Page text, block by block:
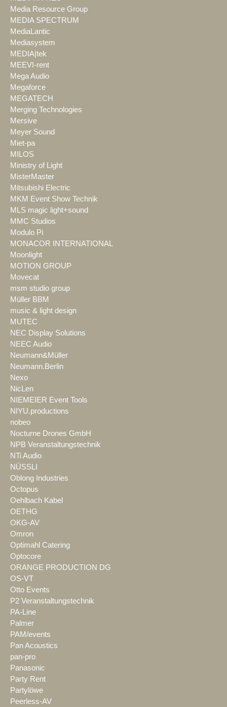
Media Resource Group
MEDIA SPECTRUM
MediaLantic
Mediasystem
MEDIA|tek
MEEVI-rent
Mega Audio
Megaforce
MEGATECH
Merging Technologies
Mersive
Meyer Sound
Miet-pa
MILOS
Ministry of Light
MisterMaster
Mitsubishi Electric
MKM Event Show Technik
MLS magic light+sound
MMC Studios
Modulo Pi
MONACOR INTERNATIONAL
Moonlight
MOTION GROUP
Movecat
msm studio group
Müller BBM
music & light design
MUTEC
NEC Display Solutions
NEEC Audio
Neumann&Müller
Neumann.Berlin
Nexo
NicLen
NIEMEIER Event Tools
NIYU.productions
nobeo
Nocturne Drones GmbH
NPB Veranstaltungstechnik
NTi Audio
NÜSSLI
Oblong Industries
Octopus
Oehlbach Kabel
OETHG
OKG-AV
Omron
Optimahl Catering
Optocore
ORANGE PRODUCTION DG
OS-VT
Otto Events
P2 Veranstaltungstechnik
PA-Line
Palmer
PAM/events
Pan Acoustics
pan-pro
Panasonic
Party Rent
Partylöwe
Peerless-AV